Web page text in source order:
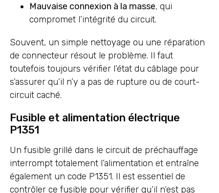
Mauvaise connexion à la masse, qui
compromet l’intégrité du circuit.
Souvent, un simple nettoyage ou une réparation
de connecteur résout le problème. Il faut
toutefois toujours vérifier l’état du câblage pour
s’assurer qu’il n’y a pas de rupture ou de court-
circuit caché.
Fusible et alimentation électrique
P1351
Un fusible grillé dans le circuit de préchauffage
interrompt totalement l’alimentation et entraîne
également un code P1351. Il est essentiel de
contrôler ce fusible pour vérifier qu’il n’est pas